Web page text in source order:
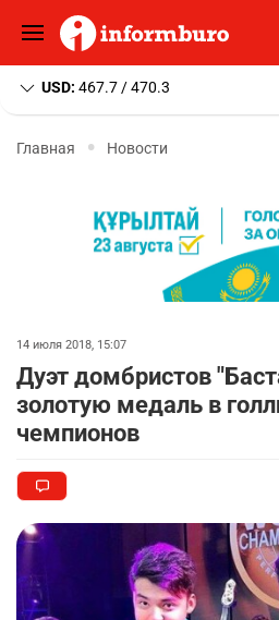
USD: 467.7 / 470.3
Главная Новости
14 июля 2018, 15:07
Дуэт домбристов
золотую медаль в
чемпионов